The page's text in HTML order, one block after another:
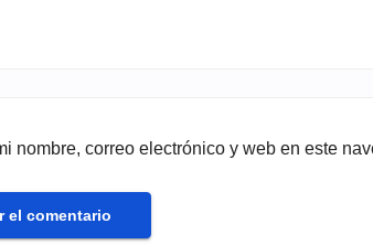
nombre, correo electrónico y web en este